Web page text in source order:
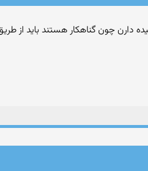
چون گناهکار هستند باید از طریق